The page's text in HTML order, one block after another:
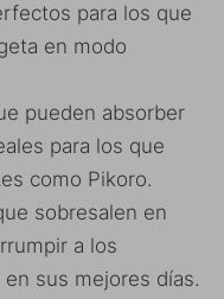
para los que
en modo
pueden absorber
para los que
como Pikoro.
sobresalen en
a los
sus mejores días.